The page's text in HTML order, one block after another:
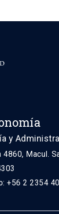
y
4860, Macul.
+56 2 2354